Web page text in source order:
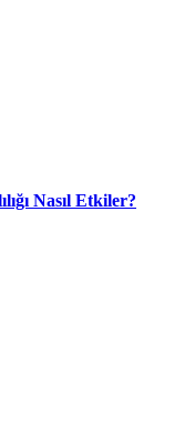
Nasıl Etkiler?